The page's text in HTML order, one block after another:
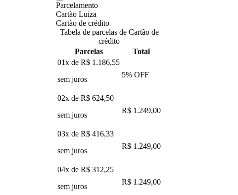
Parcelamento
Cartão Luiza
Cartão de crédito
Tabela de parcelas de Cartão de
crédito
Parcelas
Total
01x de R$ 1.186,55
sem juros
5% OFF
02x de R$ 624,50
sem juros
R$ 1.249,00
03x de R$ 416,33
sem juros
R$ 1.249,00
04x de R$ 312,25
sem juros
R$ 1.249,00